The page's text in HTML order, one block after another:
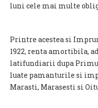
luni cele mai multe
Printre acestea si
1922, renta amortibila,
latifundiarii dupa
luate pamanturile si
Marasti, Marasesti si